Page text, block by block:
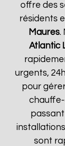
offre des
résidents
Maures.
Atlantic
urgents,
pour
chauffe-
sont